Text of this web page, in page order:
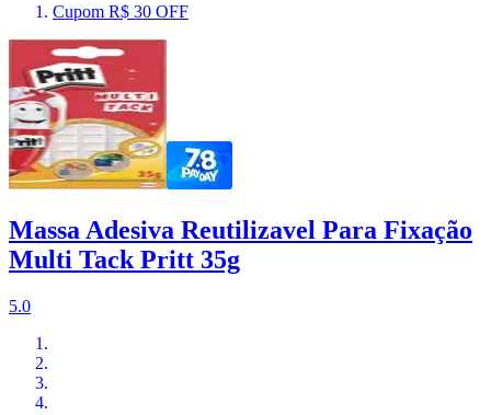
Cupom R$ 30 OFF
Massa Adesiva Reutilizavel Para Fixação
Multi Tack Pritt 35g
5.0